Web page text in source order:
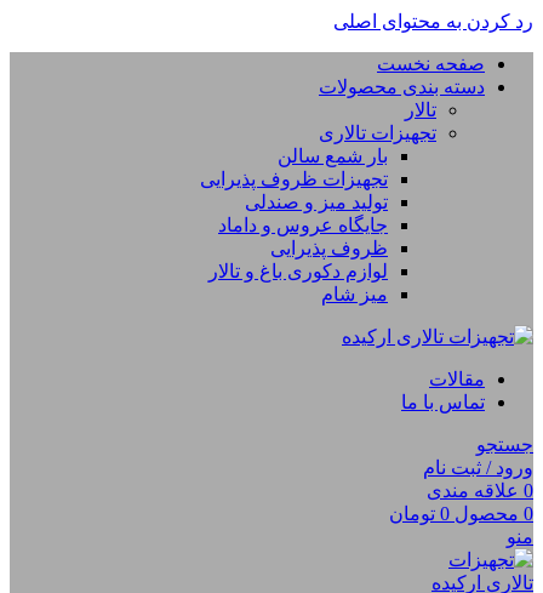
رد کردن به محتوای اصلی
صفحه نخست
دسته بندی محصولات
تالار
تجهیزات تالاری
بار شمع سالن
تجهیزات ظروف پذیرایی
تولید میز و صندلی
جایگاه عروس و داماد
ظروف پذیرایی
لوازم دکوری باغ و تالار
میز شام
مقالات
تماس با ما
جستجو
ورود / ثبت نام
0 علاقه مندی
0 محصول 0 تومان
منو